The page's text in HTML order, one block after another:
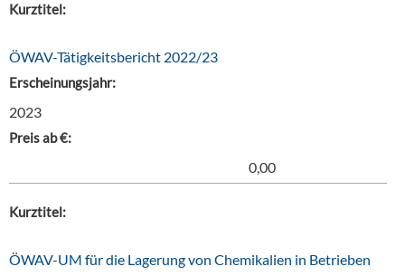
Kurztitel:
ÖWAV-Tätigkeitsbericht 2022/23
Erscheinungsjahr:
2023
Preis ab €:
0,00
Kurztitel:
ÖWAV-UM für die Lagerung von Chemikalien in Betrieben